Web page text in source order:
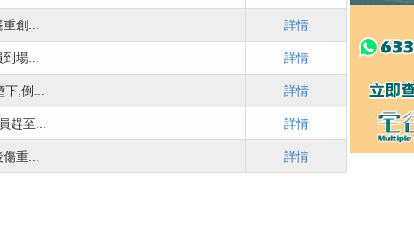
創... 詳情
場... 詳情
,倒... 詳情
趕至... 詳情
重... 詳情